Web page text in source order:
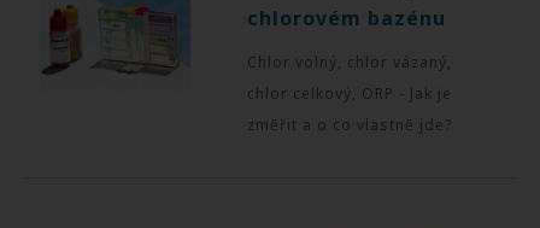
chlorovém bazénu
Chlor volný, chlor vázaný,
chlor celkový, ORP - Jak je
změřit a o co vlastně jde?